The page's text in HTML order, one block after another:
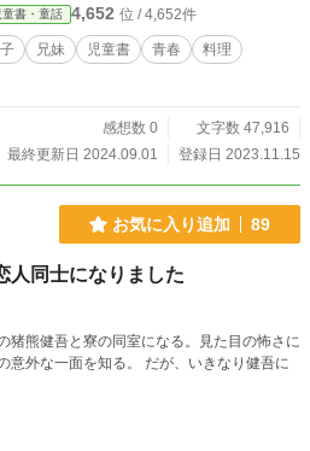
童書・童話 4,652 位 / 4,652件
兄妹 児童書 青春
料理
感想数 0
文字数 47,916
最終更新日 2024.09.01
登録日 2023.11.15
お気に入り追加 89
人同士になりました
猪熊健吾と寮の同室になる。見た目の怖さに
意外な一面を知る。 だが、いきなり健吾に